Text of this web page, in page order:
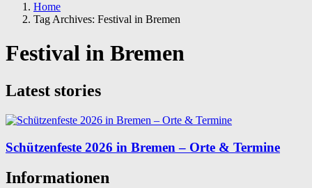
Home
Tag Archives: Festival in Bremen
Festival in Bremen
Latest stories
Schützenfeste 2026 in Bremen – Orte & Termine
Informationen